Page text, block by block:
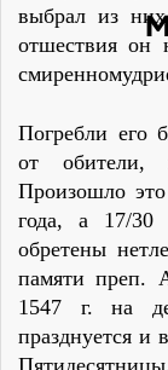
выбрал из
отшествия он
Погребли его
от обители,
Произошло
года, а 17/30
обретены
памяти преп.
1547 г. на
празднуется и